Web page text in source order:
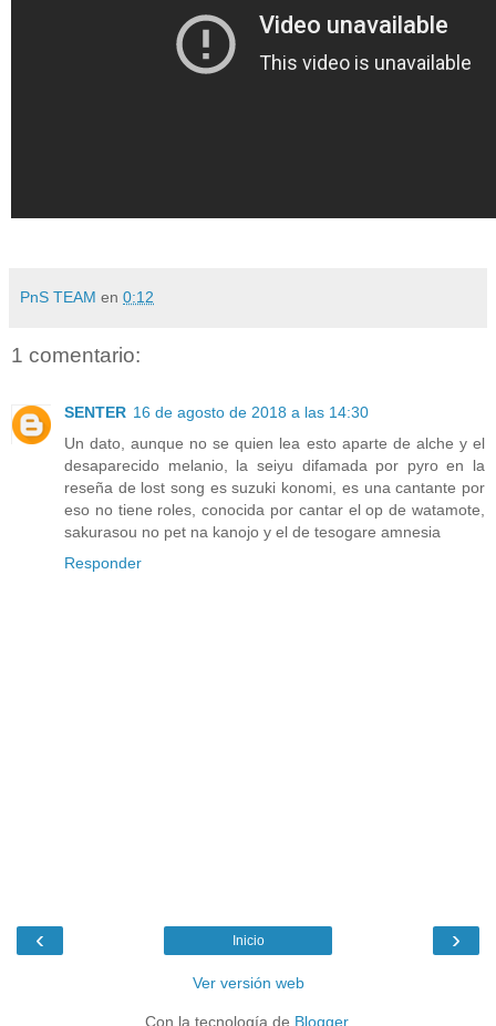
PnS TEAM en 0:12
1 comentario:
SENTER 16 de agosto de 2018 a las 14:30
Un dato, aunque no se quien lea esto aparte de alche y el
desaparecido melanio, la seiyu difamada por pyro en la
reseña de lost song es suzuki konomi, es una cantante por
eso no tiene roles, conocida por cantar el op de watamote,
sakurasou no pet na kanojo y el de tesogare amnesia
Responder
‹ ›
Inicio
Ver versión web
Con la tecnología de Blogger.